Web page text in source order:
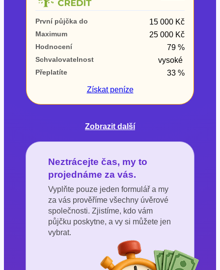
První půjčka do 15 000 Kč
Maximum 25 000 Kč
Hodnocení 79 %
Schvalovatelnost vysoké
Přeplatíte
33 %
Získatpeníze
Zobrazit další
Neztrácejte čas, my to
projednáme za vás.
Vyplňte pouze jeden formulář a my
za vás prověříme všechny úvěrové
společnosti. Zjistíme, kdo vám
půjčku poskytne, a vy si můžete jen
vybrat.